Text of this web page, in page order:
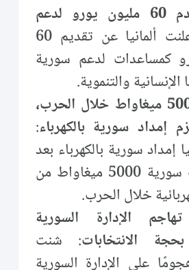
ألمانيا تقدم 60 مليون يورو لدعم
: أعلنت ألمانيا عن تقديم 60
كمساعدات لدعم سورية
والتنموية.
خَسِرَت 5000 ميغاواط خلال الحرب،
إمداد سورية بالكهرباء:
إمداد سورية بالكهرباء بعد
أن خسرت سورية 5000 ميغاواط من
خلال الحرب.
الإدارة السورية
الانتخابات: شنت
على الإدارة السورية